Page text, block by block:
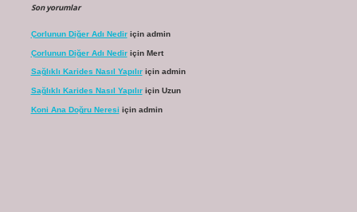
Son yorumlar
Çorlunun Diğer Adı Nediriçin admin
Çorlunun Diğer Adı Nediriçin Mert
Sağlıklı Karides Nasıl Yapılıriçin admin
Sağlıklı Karides Nasıl Yapılıriçin Uzun
Koni Ana Doğru Neresi için admin